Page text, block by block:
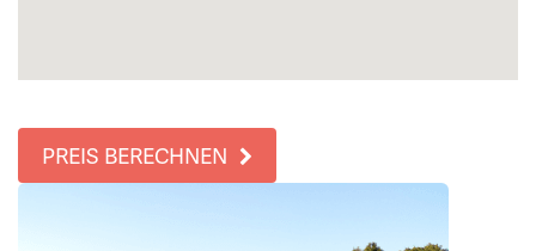
PREIS BERECHNEN